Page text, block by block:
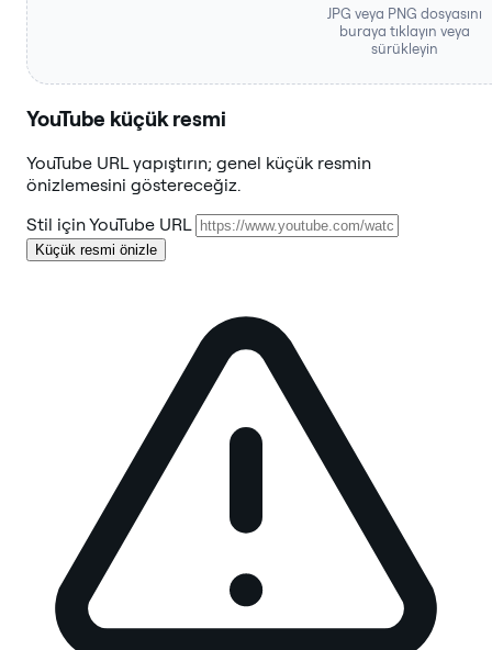
JPG veya PNG dosyasını
buraya tıklayın veya
sürükleyin
YouTube küçük resmi
YouTube URL yapıştırın; genel küçük resmin
önizlemesini göstereceğiz.
Stil için YouTube URL
Küçük resmi önizle